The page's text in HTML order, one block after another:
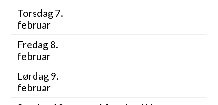
Torsdag 7.
februar
Fredag 8.
februar
Lørdag 9.
februar